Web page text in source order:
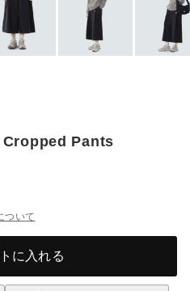
Pants
ついて
に入れる